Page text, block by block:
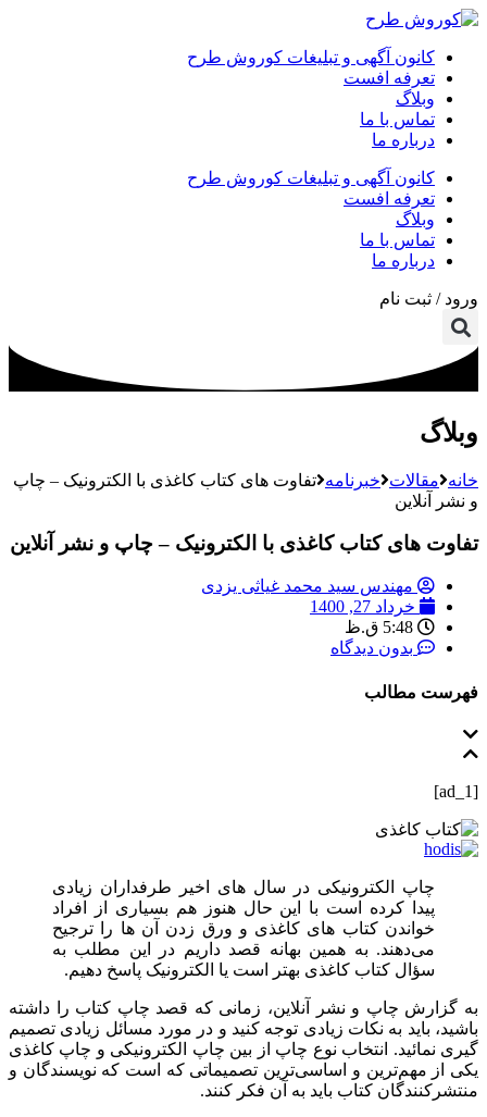
کانون آگهی و تبلیغات کوروش طرح
تعرفه افست
وبلاگ
تماس با ما
درباره ما
کانون آگهی و تبلیغات کوروش طرح
تعرفه افست
وبلاگ
تماس با ما
درباره ما
ورود / ثبت نام
وبلاگ
خانه مقالات خبرنامه تفاوت های کتاب کاغذی با الکترونیک – چاپ
و نشر آنلاین
تفاوت های کتاب کاغذی با الکترونیک – چاپ و نشر آنلاین
مهندس سید محمد غیاثی یزدی
خرداد 27, 1400
5:48 ق.ظ
بدون دیدگاه
فهرست مطالب
[ad_1]
چاپ الکترونیکی در سال‌ های اخیر طرفداران زیادی
پیدا کرده است با این حال هنوز هم بسیاری از افراد
خواندن کتاب‌ های کاغذی و ورق زدن آن‌ ها را ترجیح
می‌دهند. به همین بهانه قصد داریم در این مطلب به
سؤال کتاب کاغذی بهتر است یا الکترونیک پاسخ دهیم.
به گزارش چاپ و نشر آنلاین، زمانی که قصد چاپ کتاب را داشته
باشید، باید به نکات زیادی توجه کنید و در مورد مسائل زیادی تصمیم
گیری نمائید. انتخاب نوع چاپ از بین چاپ الکترونیکی و چاپ کاغذی
یکی از مهم‌ترین و اساسی‌ترین تصمیماتی که است که نویسندگان و
منتشرکنندگان کتاب باید به آن فکر کنند.